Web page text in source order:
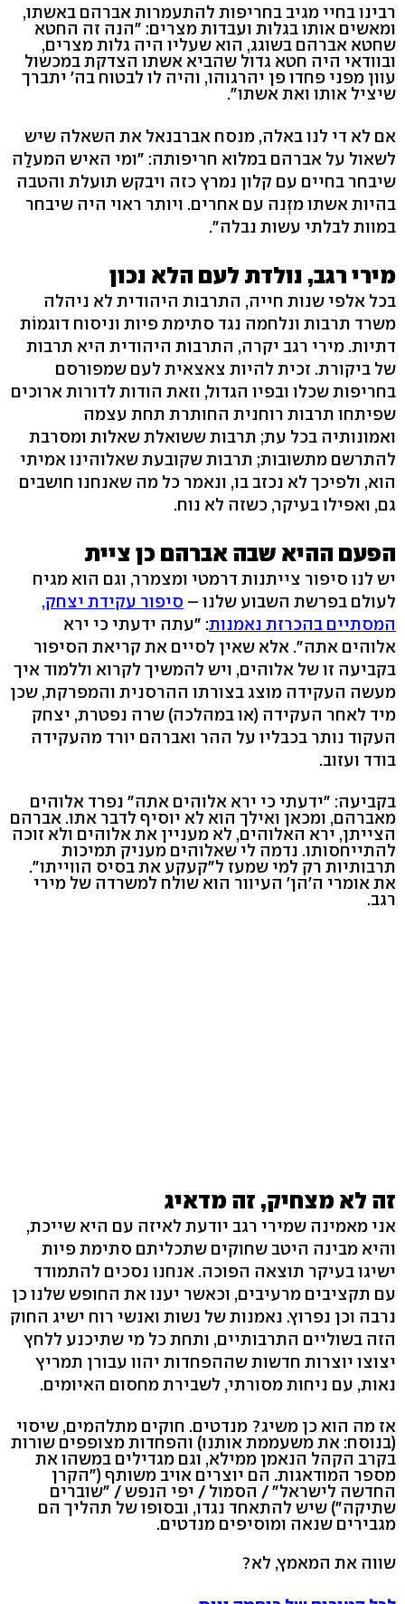
רבינו בחיי מגיב בחריפות להתעמרות אברהם באשתו,
ומאשים אותו בגלות ועבדות מצרים: "הנה זה החטא
שחטא אברהם בשוגג, הוא שעליו היה גלות מצרים,
ובוודאי היה חטא גדול שהביא אשתו הצדקת במכשול
עוון מפני פחדו פן יהרגוהו, והיה לו לבטוח בה' יתברך
שיציל אותו ואת אשתו".
אם לא די לנו באלה, מנסח אברבנאל את השאלה שיש
לשאול על אברהם במלוא חריפותה: "ומי האיש המעלַה
שיבחר בחיים עם קלון נמרץ כזה ויבקש תועלת והטבה
בהיות אשתו מזְנה עם אחרים. ויותר ראוי היה שיבחר
במוות לבלתי עשות נבלה".
מירי רגב, נולדת לעם הלא נכון
בכל אלפי שנות חייה, התרבות היהודית לא ניהלה
משרד תרבות ונלחמה נגד סתימת פיות וניסוח דוגמוֹת
דתיות. מירי רגב יקרה, התרבות היהודית היא תרבות
של ביקורת. זכית להיות צאצאית לעם שמפורסם
בחריפות שכלו ובפיו הגדול, וזאת הודות לדורות ארוכים
שפיתחו תרבות רוחנית החותרת תחת עצמה
ואמונותיה בכל עת; תרבות ששואלת שאלות ומסרבת
להתרשם מתשובות; תרבות שקובעת שאלוהינו אמיתי
הוא, ולפיכך לא נכזב בו, ונאמר כל מה שאנחנו חושבים
גם, ואפילו בעיקר, כשזה לא נוח.
הפעם ההיא שבה אברהם כן ציית
יש לנו סיפור צייתנות דרמטי ומצמרר, וגם הוא מגיח
לעולם בפרשת השבוע שלנו – סיפור עקידת יצחק,
המסתיים בהכרזת נאמנות: "עתה ידעתי כי ירא
אלוהים אתה". אלא שאין לסיים את קריאת הסיפור
בקביעה זו של אלוהים, ויש להמשיך לקרוא וללמוד איך
מעשה העקידה מוצג בצורתו ההרסנית והמפרקת, שכן
מיד לאחר העקידה (או במהלכה) שרה נפטרת, יצחק
העקוד נותר בכבליו על ההר ואברהם יורד מהעקידה
בודד ועזוב.
בקביעה: "ידעתי כי ירא אלוהים אתה" נפרד אלוהים
מאברהם, ומכאן ואילך הוא לא יוסיף לדבר אתו. אברהם
הצייתן, ירא האלוהים, לא מעניין את אלוהים ולא זוכה
להתייחסותו. נדמה לי שאלוהים מעניק תמיכות
תרבותיות רק למי שמעז ל"קעקע את בסיס הווייתו".
את אומרי ה'הן' העיוור הוא שולח למשרדה של מירי
רגב.
זה לא מצחיק, זה מדאיג
אני מאמינה שמירי רגב יודעת לאיזה עם היא שייכת,
והיא מבינה היטב שחוקים שתכליתם סתימת פיות
ישיגו בעיקר תוצאה הפוכה. אנחנו נסכים להתמודד
עם תקציבים מרעיבים, וכאשר יענו את החופש שלנו כן
נרבה וכן נפרוץ. נאמנות של נשות ואנשי רוח ישיג החוק
הזה בשוליים התרבותיים, ותחת כל מי שתיכנע ללחץ
יצוצו יוצרות חדשות שההפחדות יהוו עבורן תמריץ
נאות, עם ניחות מסורתי, לשבירת מחסום האיומים.
אז מה הוא כן משיג? מנדטים. חוקים מתלהמים, שיסוי
(בנוסח: את משעממת אותנו) והפחדות מצופפים שורות
בקרב הקהל הנאמן ממילא, וגם מגדילים במשהו את
מספר המודאגות. הם יוצרים אויב משותף ("הקרן
החדשה לישראל" / הסמול / יפי הנפש / "שוברים
שתיקה") שיש להתאחד נגדו, ובסופו של תהליך הם
מגבירים שנאה ומוסיפים מנדטים.
שווה את המאמץ, לא?